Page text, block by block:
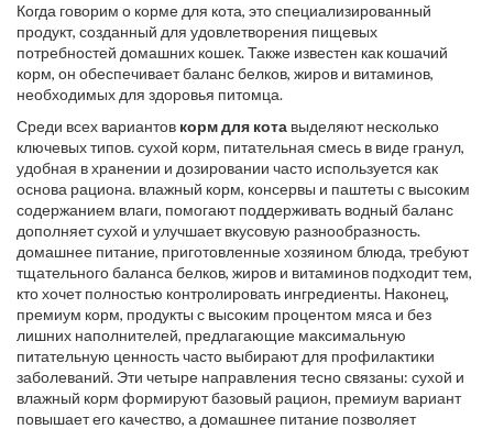
Когда говорим о корме для кота, это специализированный
продукт, созданный для удовлетворения пищевых
потребностей домашних кошек. Также известен как кошачий
корм, он обеспечивает баланс белков, жиров и витаминов,
необходимых для здоровья питомца.
Среди всех вариантов корм для кота выделяют несколько
ключевых типов.сухой корм, питательная смесь в виде гранул,
удобная в хранении и дозировании часто используется как
основа рациона. влажный корм, консервы и паштеты с высоким
содержанием влаги, помогают поддерживать водный баланс
дополняет сухой и улучшает вкусовую разнообразность.
домашнее питание, приготовленные хозяином блюда, требуют
тщательного баланса белков, жиров и витаминов подходит тем,
кто хочет полностью контролировать ингредиенты. Наконец,
премиум корм, продукты с высоким процентом мяса и без
лишних наполнителей, предлагающие максимальную
питательную ценностьчасто выбирают для профилактики
заболеваний. Эти четыре направления тесно связаны: сухой и
влажный корм формируют базовый рацион, премиум вариант
повышает его качество, а домашнее питание позволяет